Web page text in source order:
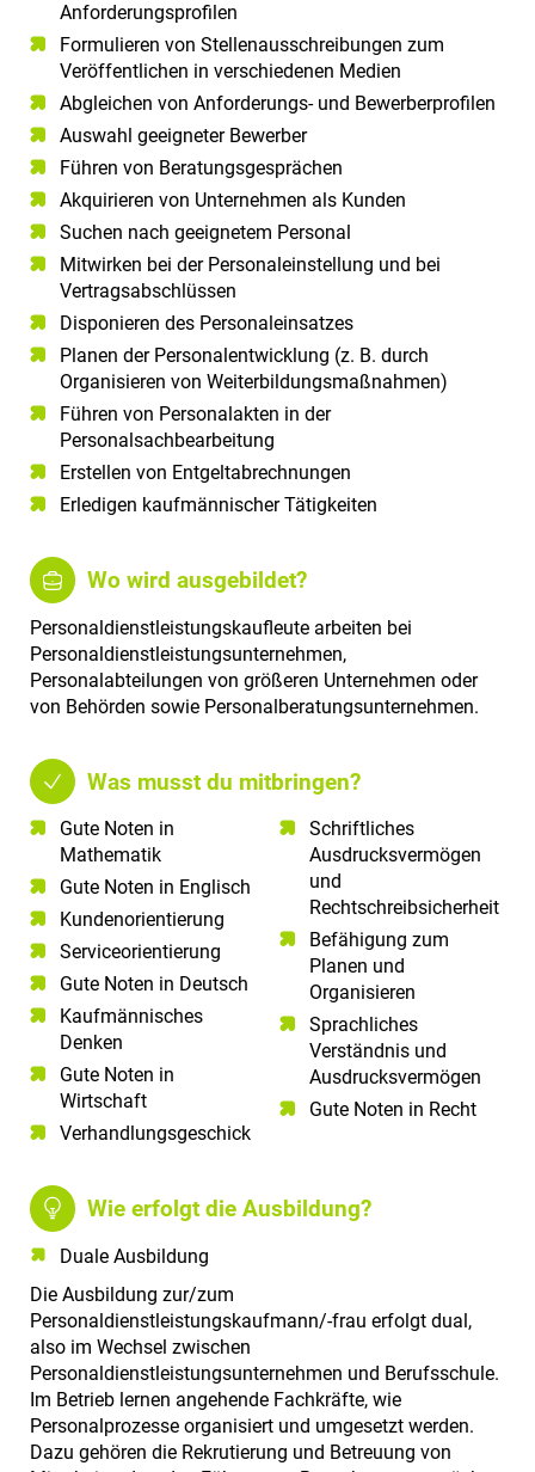
Anforderungsprofilen
Formulieren von Stellenausschreibungen zum
Veröffentlichen in verschiedenen Medien
Abgleichen von Anforderungs- und Bewerberprofilen
Auswahl geeigneter Bewerber
Führen von Beratungsgesprächen
Akquirieren von Unternehmen als Kunden
Suchen nach geeignetem Personal
Mitwirken bei der Personaleinstellung und bei
Vertragsabschlüssen
Disponieren des Personaleinsatzes
Planen der Personalentwicklung (z. B. durch
Organisieren von Weiterbildungsmaßnahmen)
Führen von Personalakten in der
Personalsachbearbeitung
Erstellen von Entgeltabrechnungen
Erledigen kaufmännischer Tätigkeiten
Wo wird ausgebildet?
Personaldienstleistungskaufleute arbeiten bei
Personaldienstleistungsunternehmen,
Personalabteilungen von größeren Unternehmen oder
von Behörden sowie Personalberatungsunternehmen.
Was musst du mitbringen?
Gute Noten in
Mathematik​
Gute Noten in Englisch​
Kundenorientierung​
Serviceorientierung​
Gute Noten in Deutsch​
Kaufmännisches
Denken
Gute Noten in
Wirtschaft
Verhandlungsgeschick
Schriftliches
Ausdrucksvermögen
und
Rechtschreibsicherheit
Befähigung zum
Planen und
Organisieren
Sprachliches
Verständnis und
Ausdrucksvermögen
Gute Noten in Recht
Wie erfolgt die Ausbildung?
Duale Ausbildung
Die Ausbildung zur/zum
Personaldienstleistungskaufmann/-frau erfolgt dual,
also im Wechsel zwischen
Personaldienstleistungsunternehmen und Berufsschule.
Im Betrieb lernen angehende Fachkräfte, wie
Personalprozesse organisiert und umgesetzt werden.
Dazu gehören die Rekrutierung und Betreuung von